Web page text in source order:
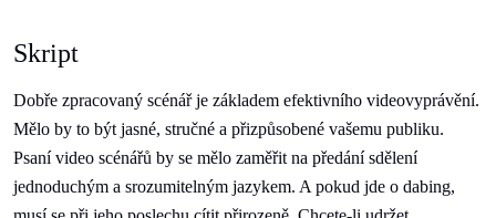
Skript
Dobře zpracovaný scénář je základem efektivního videovyprávění.
Mělo by to být jasné, stručné a přizpůsobené vašemu publiku.
Psaní video scénářů by se mělo zaměřit na předání sdělení
jednoduchým a srozumitelným jazykem. A pokud jde o dabing,